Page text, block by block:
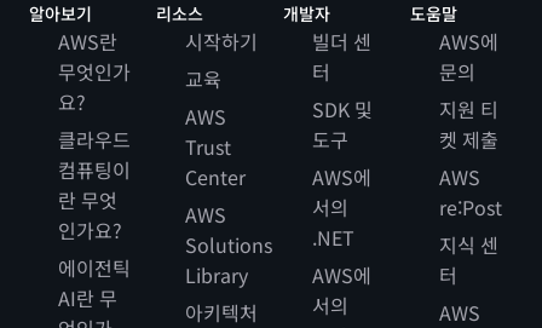
알아보기
AWS란
무엇인가
요?
클라우드
컴퓨팅이
란 무엇
인가요?
에이전틱
AI란 무
리소스
시작하기
교육
AWS
Trust
Center
AWS
Solutions
Library
아키텍처
개발자
빌더 센
터
SDK 및
도구
AWS에
서의
.NET
AWS에
서의
도움말
AWS에
문의
지원 티
켓 제출
AWS
re:Post
지식 센
터
AWS